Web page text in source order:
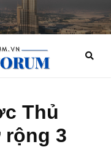
Thủ
3